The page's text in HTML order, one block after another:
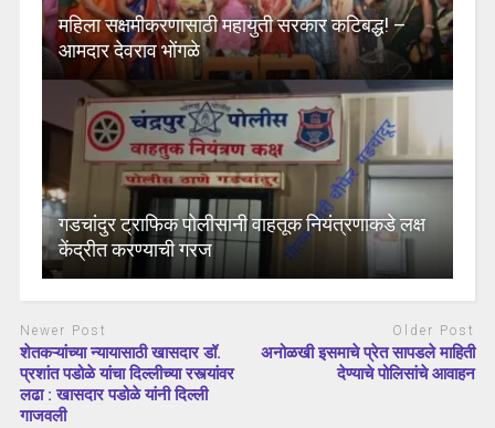
महिला सक्षमीकरणासाठी महायुती सरकार कटिबद्ध! –
आमदार देवराव भोंगळे
गडचांदुर ट्राफिक पोलीसानी वाहतूक नियंत्रणाकडे लक्ष
केंद्रीत करण्याची गरज
Newer Post
शेतकऱ्यांच्या न्यायासाठी खासदार डॉ.
प्रशांत पडोळे यांचा दिल्लीच्या रस्त्यांवर
लढा : खासदार पडोळे यांनी दिल्ली
गाजवली
Older Post
अनोळखी इसमाचे प्रेत सापडले माहिती
देण्याचे पोलिसांचे आवाहन